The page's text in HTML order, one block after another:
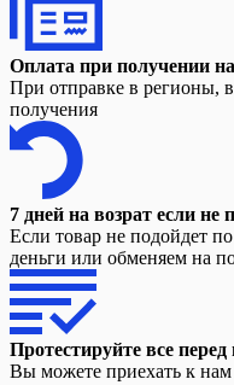
Оплата при получении
При отправке в регионы,
получения
7 дней на возрат если не
Если товар не подойдет
деньги или обменяем на
Протестируйте все
Вы можете приехать к нам